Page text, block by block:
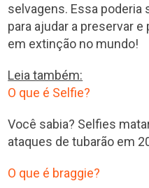
selvagens. Essa
para ajudar a preservar
em extinção no mundo!
Leia também:
O que é Selfie?
Você sabia? Selfies
ataques de tubarão em
O que é braggie?